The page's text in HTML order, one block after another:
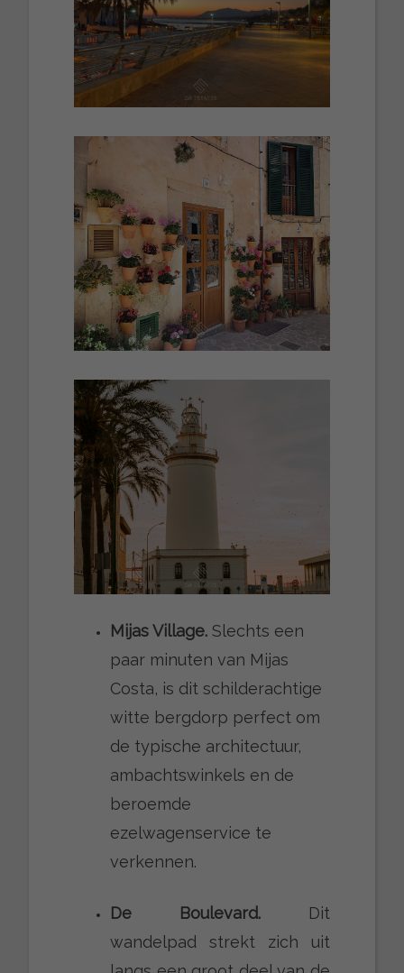
Mijas Village.Slechts een
paar minuten van Mijas
Costa, is dit schilderachtige
witte bergdorp perfect om
de typische architectuur,
ambachtswinkels en de
beroemde
ezelwagenservice te
verkennen.
De Boulevard. Dit
wandelpad strekt zich uit